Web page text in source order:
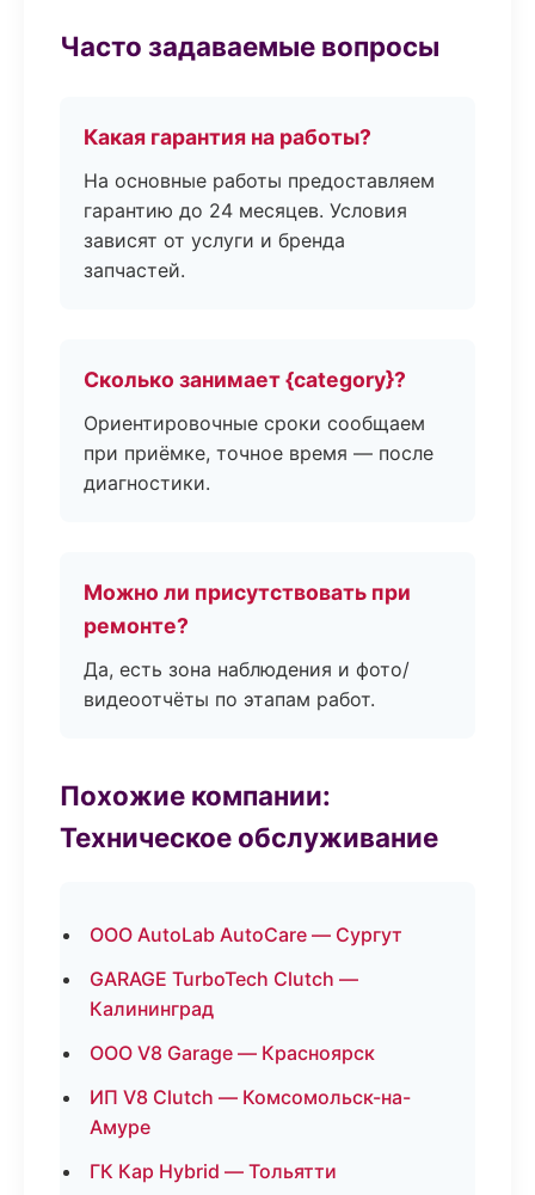
Часто задаваемые вопросы
Какая гарантия на работы?
На основные работы предоставляем
гарантию до 24 месяцев. Условия
зависят от услуги и бренда
запчастей.
Сколько занимает {category}?
Ориентировочные сроки сообщаем
при приёмке, точное время — после
диагностики.
Можно ли присутствовать при
ремонте?
Да, есть зона наблюдения и фото/
видеоотчёты по этапам работ.
Похожие компании:
Техническое обслуживание
ООО AutoLab AutoCare — Сургут
GARAGE TurboTech Clutch —
Калининград
ООО V8 Garage — Красноярск
ИП V8 Clutch — Комсомольск-на-
Амуре
ГК Кар Hybrid — Тольятти